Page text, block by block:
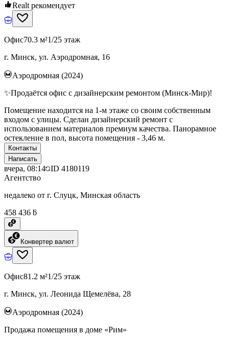
Realt рекомендует
Офис70.3 м²1/25 этаж
г. Минск, ул. Аэродромная, 16
Аэродромная (2024)
✨Продаётся офис с дизайнерским ремонтом (Минск-Мир)!
Помещение находится на 1-м этаже со своим собственным
входом с улицы. Сделан дизайнерский ремонт с
использованием материалов премиум качества. Панорамное
остекление в пол, высота помещения - 3,46 м.
Контакты
Написать
вчера, 08:14 ID 4180119
Агентство
недалеко от г. Слуцк, Минская область
458 436 ƃ
Конвертер валют
Офис81.2 м²1/25 этаж
г. Минск, ул. Леонида Щемелёва, 28
Аэродромная (2024)
Продажа помещения в доме «Рим»